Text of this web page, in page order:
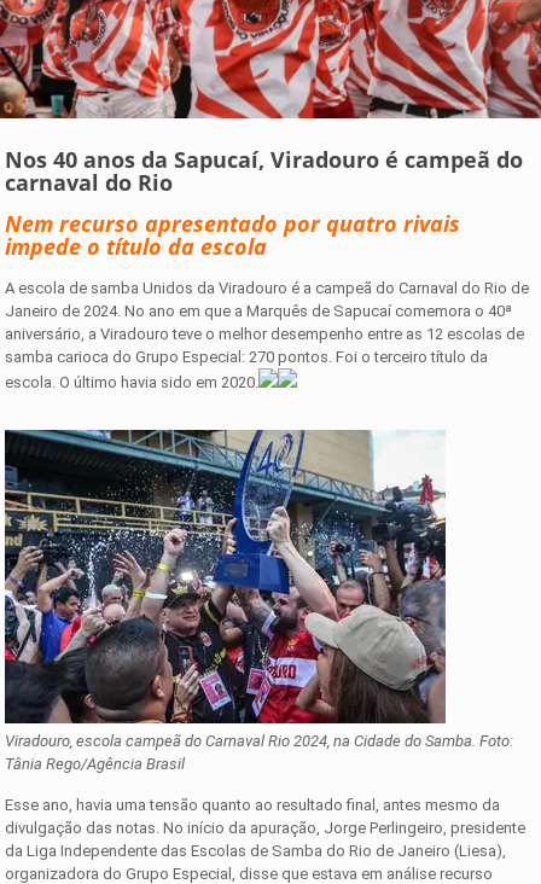
Nos 40 anos da Sapucaí, Viradouro é campeã do
carnaval do Rio
Nem recurso apresentado por quatro rivais
impede o título da escola
A escola de samba Unidos da Viradouro é a campeã do Carnaval do Rio de
Janeiro de 2024. No ano em que a Marquês de Sapucaí comemora o 40ª
aniversário, a Viradouro teve o melhor desempenho entre as 12 escolas de
samba carioca do Grupo Especial: 270 pontos. Foi o terceiro título da
escola. O último havia sido em 2020.
Viradouro, escola campeã do Carnaval Rio 2024, na Cidade do Samba. Foto:
Tânia Rego/Agência Brasil
Esse ano, havia uma tensão quanto ao resultado final, antes mesmo da
divulgação das notas. No início da apuração, Jorge Perlingeiro, presidente
da Liga Independente das Escolas de Samba do Rio de Janeiro (Liesa),
organizadora do Grupo Especial, disse que estava em análise recurso